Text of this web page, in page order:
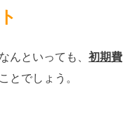
んといっても、 初期費
ことでしょう。